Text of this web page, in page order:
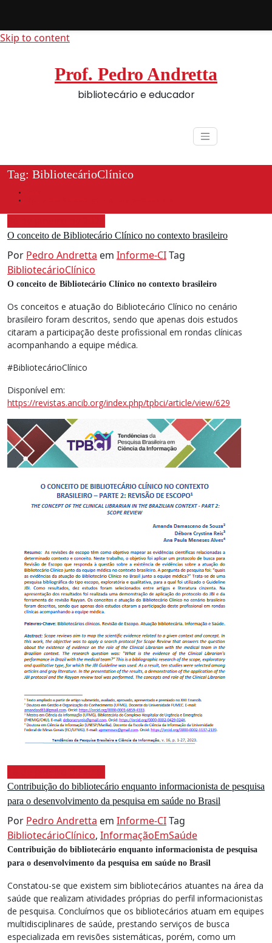
Skip to content
Prof. Pedro Andretta
bibliotecário e educador
Tag: BibliotecárioClínico
O conceito de Bibliotecário Clínico no contexto brasileiro
Por Pedro Andretta em Informe-CITag
BibliotecárioClínico
O conceito de Bibliotecário Clínico no contexto brasileiro
Os conceitos e atuação do Bibliotecário Clínico no cenário
brasileiro foram descritos, sendo que apenas dois estudos
citaram a participação deste profissional em rondas clínicas
acompanhando a equipe médica.
#BibliotecárioClínico
Disponível em:
https://revistas.ancib.org/index.php/tpbci/article/view/629
Contribuição do bibliotecário enquanto informacionista de pesquisa
para o desenvolvimento da pesquisa em saúde no Brasil
Por Pedro Andretta em Informe-CITag
BibliotecárioClínico, InformaçãoEmSaúde
Contribuição do bibliotecário enquanto informacionista de pesquisa
para o desenvolvimento da pesquisa em saúde no Brasil
Constatou-se que existem sim bibliotecários atuantes na área da
saúde que realizam atividades próprias do perfil informacionistas
de pesquisa. Concluímos que os bibliotecários atuam em equipes
multidisciplinares de saúde, prestando serviços de busca
especializada em revisões sistemáticas, porém, como um